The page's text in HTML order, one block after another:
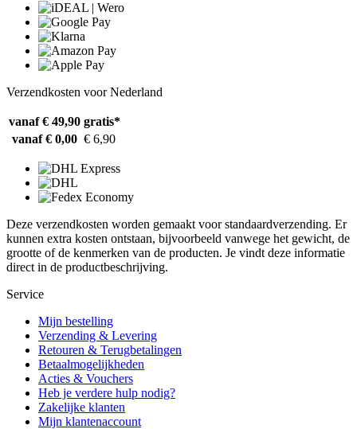
Verzendkosten voor Nederland
vanaf € 49,90 gratis*
vanaf € 0,00 € 6,90
Deze verzendkosten worden gemaakt voor standaardverzending. Er
kunnen extra kosten ontstaan, bijvoorbeeld vanwege het gewicht, de
grootte of de kenmerken van de producten. Je vindt deze informatie
direct in de productbeschrijving.
Service
Mijn bestelling
Verzending & Levering
Retouren & Terugbetalingen
Betaalmogelijkheden
Acties & Vouchers
Heb je verdere hulp nodig?
Zakelijke klanten
Mijn klantenaccount